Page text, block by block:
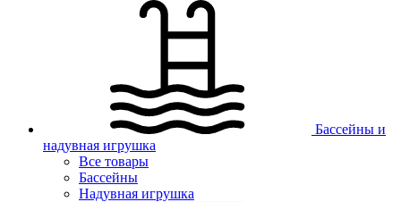
Бассейны и
надувная игрушка
Все товары
Бассейны
Надувная игрушка